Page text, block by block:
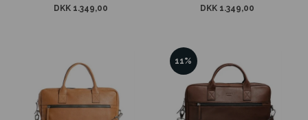
DKK 1.349,00
DKK 1.349,00
11%